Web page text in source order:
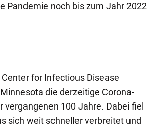
Pandemie noch bis zum Jahr 2022
for Infectious Disease
die derzeitige Corona-
100 Jahre. Dabei fiel
sich weit schneller verbreitet und